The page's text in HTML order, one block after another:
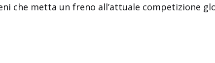
che metta un freno all’attuale competizione